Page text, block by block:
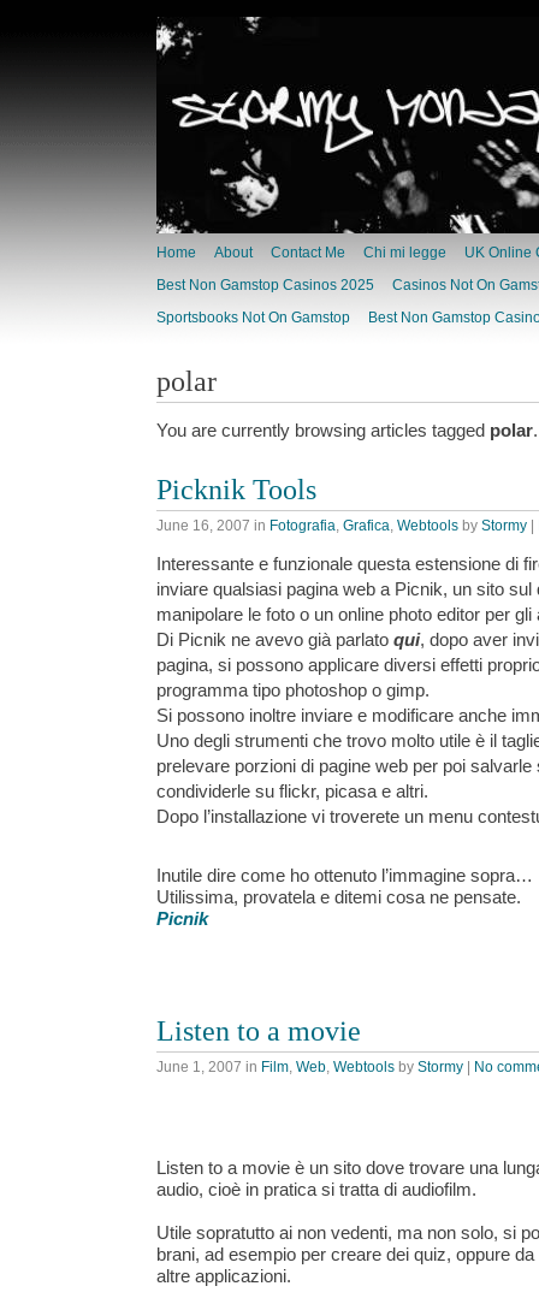
Home About Contact Me Chi mi legge
UK Online
Best Non Gamstop Casinos 2025
Casinos Not On
Sportsbooks Not On Gamstop
Best Non Gamstop
polar
You are currently browsing articles tagged polar.
Picknik Tools
June 16, 2007 in Fotografia Grafica Webtools by Stormy |
Interessante e funzionale questa estensione di
inviare qualsiasi pagina web a Picnik, un sito sul
manipolare le foto o un online photo editor per
Di Picnik ne avevo già parlato qui, dopo aver
pagina, si possono applicare diversi effetti
programma tipo photoshop o gimp.
Si possono inoltre inviare e modificare anche
Uno degli strumenti che trovo molto utile è il
prelevare porzioni di pagine web per poi
condividerle su flickr, picasa e altri.
Dopo l’installazione vi troverete un menu
Inutile dire come ho ottenuto l’immagine sopra…
Utilissima, provatela e ditemi cosa ne pensate.
Picnik
Listen to a movie
June 1, 2007 in Film Web Webtools by Stormy | No
Listen to a movie è un sito dove trovare una
audio, cioè in pratica si tratta di audiofilm.
Utile sopratutto ai non vedenti, ma non solo, si
brani, ad esempio per creare dei quiz, oppure
altre applicazioni.